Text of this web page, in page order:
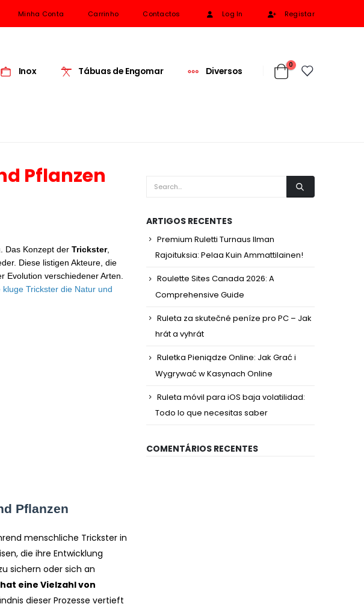
Minha Conta Carrinho Contactos Log In Registar
Inox Tábuas de Engomar Diversos
0
Pflanzen
Das Konzept der Trickster,
Diese listigen Akteure, die
Evolution verschiedener Arten.
kluge Trickster die Natur und
Pflanzen
menschliche Trickster in
die ihre Entwicklung
sichern oder sich an
eine Vielzahl von
dieser Prozesse vertieft
ARTIGOS RECENTES
Premium Ruletti Turnaus Ilman
Rajoituksia: Pelaa Kuin Ammattilainen!
Roulette Sites Canada 2026: A
Comprehensive Guide
Ruleta za skutečné peníze pro PC – Jak
hrát a vyhrát
Ruletka Pieniądze Online: Jak Grać i
Wygrywać w Kasynach Online
Ruleta móvil para iOS baja volatilidad:
Todo lo que necesitas saber
COMENTÁRIOS RECENTES